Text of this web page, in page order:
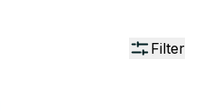
Filter